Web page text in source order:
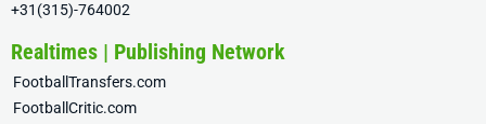
+31(315)-764002
Realtimes | Publishing Network
FootballTransfers.com
FootballCritic.com